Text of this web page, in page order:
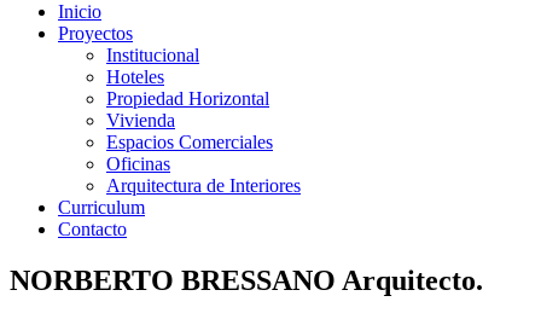
Inicio
Proyectos
Institucional
Hoteles
Propiedad Horizontal
Vivienda
Espacios Comerciales
Oficinas
Arquitectura de Interiores
Curriculum
Contacto
NORBERTO BRESSANO Arquitecto.